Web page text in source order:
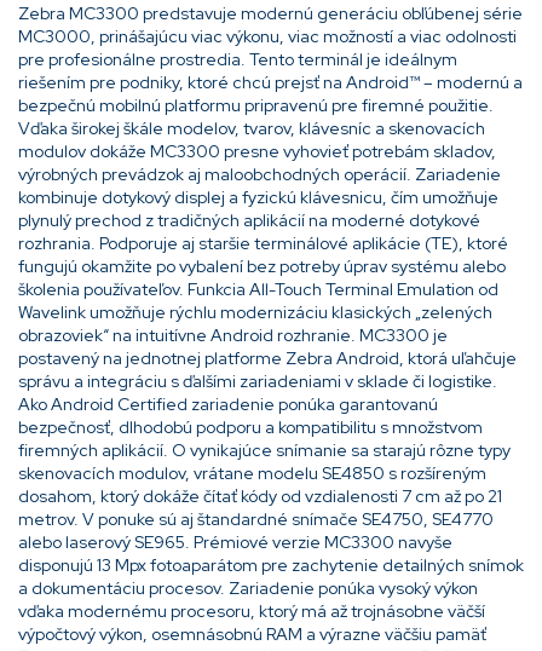
Zebra MC3300 predstavuje modernú generáciu obľúbenej série
MC3000, prinášajúcu viac výkonu, viac možností a viac odolnosti
pre profesionálne prostredia. Tento terminál je ideálnym
riešením pre podniky, ktoré chcú prejsť na Android™ – modernú a
bezpečnú mobilnú platformu pripravenú pre firemné použitie.
Vďaka širokej škále modelov, tvarov, klávesníc a skenovacích
modulov dokáže MC3300 presne vyhovieť potrebám skladov,
výrobných prevádzok aj maloobchodných operácií. Zariadenie
kombinuje dotykový displej a fyzickú klávesnicu, čím umožňuje
plynulý prechod z tradičných aplikácií na moderné dotykové
rozhrania. Podporuje aj staršie terminálové aplikácie (TE), ktoré
fungujú okamžite po vybalení bez potreby úprav systému alebo
školenia používateľov. Funkcia All-Touch Terminal Emulation od
Wavelink umožňuje rýchlu modernizáciu klasických „zelených
obrazoviek“ na intuitívne Android rozhranie. MC3300 je
postavený na jednotnej platforme Zebra Android, ktorá uľahčuje
správu a integráciu s ďalšími zariadeniami v sklade či logistike.
Ako Android Certified zariadenie ponúka garantovanú
bezpečnosť, dlhodobú podporu a kompatibilitu s množstvom
firemných aplikácií. O vynikajúce snímanie sa starajú rôzne typy
skenovacích modulov, vrátane modelu SE4850 s rozšíreným
dosahom, ktorý dokáže čítať kódy od vzdialenosti 7 cm až po 21
metrov. V ponuke sú aj štandardné snímače SE4750, SE4770
alebo laserový SE965. Prémiové verzie MC3300 navyše
disponujú 13 Mpx fotoaparátom pre zachytenie detailných snímok
a dokumentáciu procesov. Zariadenie ponúka vysoký výkon
vďaka modernému procesoru, ktorý má až trojnásobne väčší
výpočtový výkon, osemnásobnú RAM a výrazne väčšiu pamäť